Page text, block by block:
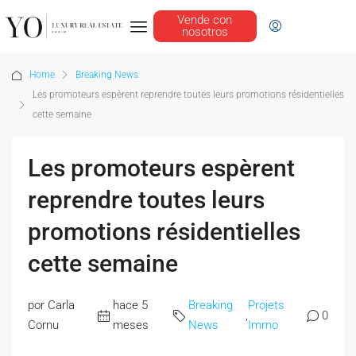
Vende con
nosotros
Home
Breaking News
Les promoteurs espèrent reprendre toutes leurs promotions résidentielles
cette semaine
Les promoteurs espèrent
reprendre toutes leurs
promotions résidentielles
cette semaine
por Carla
Cornu
hace 5
meses
Breaking
News
Projets
Immo
0